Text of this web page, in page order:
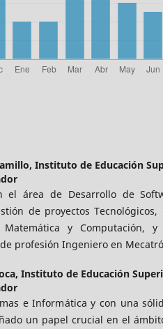
Instituto de Educación
el área de Desarrollo de
de proyectos Tecnológicos,
y Computación, y
profesión Ingeniero en
Instituto de Educación
e Informática y con una
un papel crucial en el